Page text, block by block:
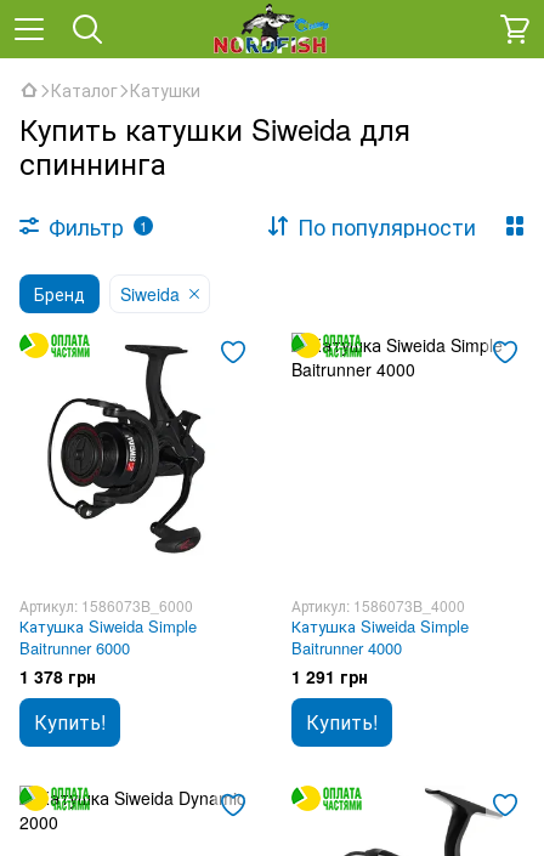
Каталог Катушки
Купить катушки Siweida для
спиннинга
Фильтр 1 По популярности
Бренд Siweida
Артикул: 1586073B_6000
Катушка Siweida Simple
Baitrunner 6000
1 378 грн
Купить!
Артикул: 1586073B_4000
Катушка Siweida Simple
Baitrunner 4000
1 291 грн
Купить!